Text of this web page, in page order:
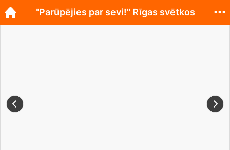
"Parūpējies par sevi!" Rīgas svētkos